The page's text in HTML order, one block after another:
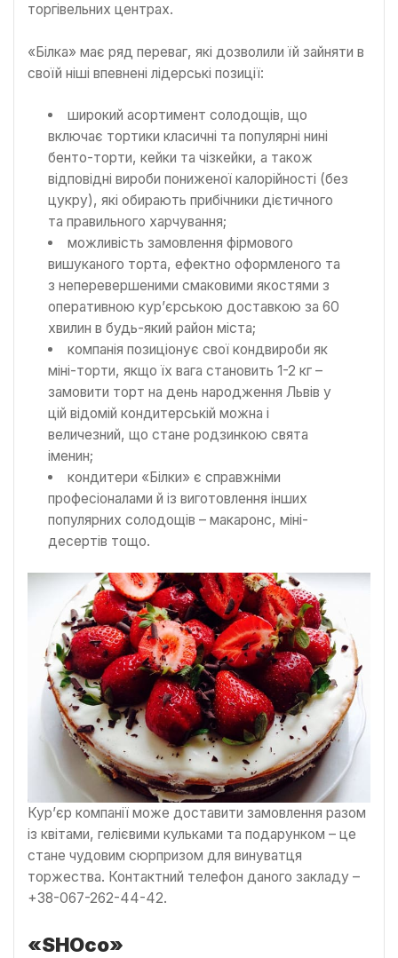
торгівельних центрах.
«Білка» має ряд переваг, які дозволили їй зайняти в
своїй ніші впевнені лідерські позиції:
широкий асортимент солодощів, що
включає тортики класичні та популярні нині
бенто-торти, кейки та чізкейки, а також
відповідні вироби пониженої калорійності (без
цукру), які обирають прибічники дієтичного
та правильного харчування;
можливість замовлення фірмового
вишуканого торта, ефектно оформленого та
з неперевершеними смаковими якостями з
оперативною кур’єрською доставкою за 60
хвилин в будь-який район міста;
компанія позиціонує свої кондвироби як
міні-торти, якщо їх вага становить 1-2 кг –
замовити торт на день народження Львів у
цій відомій кондитерській можна і
величезний, що стане родзинкою свята
іменин;
кондитери «Білки» є справжніми
професіоналами й із виготовлення інших
популярних солодощів – макаронс, міні-
десертів тощо.
Кур’єр компанії може доставити замовлення разом
із квітами, гелієвими кульками та подарунком – це
стане чудовим сюрпризом для винуватця
торжества. Контактний телефон даного закладу –
+38-067-262-44-42.
«SHOco»